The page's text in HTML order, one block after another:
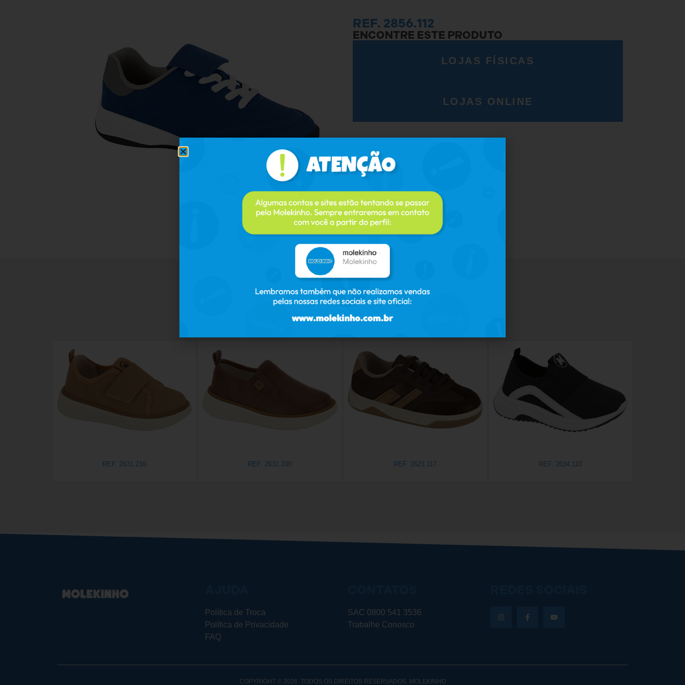
REF. 2856.112
ENCONTRE ESTE PRODUTO
LOJAS FÍSICAS
LOJAS ONLINE
PRODUTOS RELACIONADOS
REF. 2631.216 REF. 2631.200 REF. 2623.117 REF. 2634.110
Política de Troca
Política de Privacidade
FAQ
SAC 0800 541 3536
Trabalhe Conosco
COPYRIGHT © 2026. TODOS OS DIREITOS RESERVADOS. MOLEKINHO